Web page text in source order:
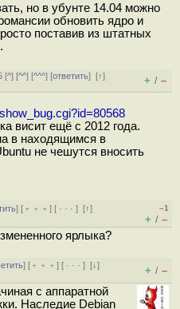
но в убунте 14.04 можно
обновить ядро и
поставив из штатных
[^] [^^] [^^^] [ответить][↑]
+ / –
висит ещё с 2012 года.
в находящимся в
не чешутся вносить
] [ ﹢﹢﹢] [ · · ·][↑]
–1
+ / –
ярлыка?
] [ ﹢﹢﹢] [ · · ·][↓]
+ / –
с аппаратной
Наследие Debian